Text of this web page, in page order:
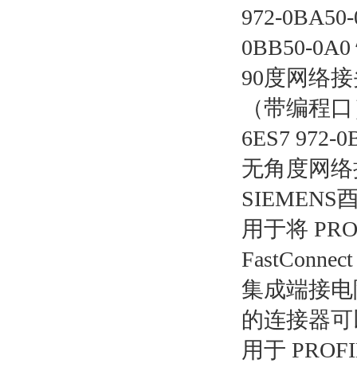
972-
0BB50-
90度网络
（带编程
6ES7 972-
无角度网
SIEMENS
用于将
集成端接电
的连接器
用于